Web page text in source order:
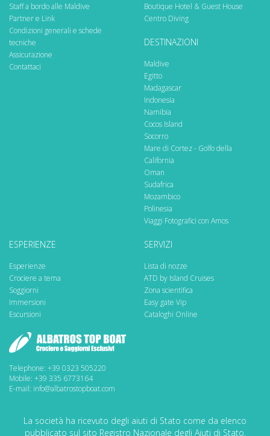
Staff a bordo alle Maldive
Partner e Link
Condizioni generali e schede
tecniche
Assicurazione
Contattaci
Boutique Hotel & Guest House
Centro Diving
DESTINAZIONI
Maldive
Egitto
Madagascar
Indonesia
Namibia
Cocos Island
Socorro
Mare di Cortez - Golfo della
California
Oman
Sudafrica
Mozambico
Polinesia
Viaggi Fotografici con Amos
ESPERIENZE
Esperienze
Crociere a tema
Soggiorni
Immersioni
Escursioni
SERVIZI
Lista di nozze
ATD by Island Cruises
Zona scientifica
Easy gate Vip
Cataloghi Online
Telephone: +39 0323 505220
Mobile: +39 335 6773164
E-mail: info@albatrostopboat.com
La società ha ricevuto degli aiuti di Stato come da elenco
pubblicato sul sito Registro Nazionale degli Aiuti di Stato.